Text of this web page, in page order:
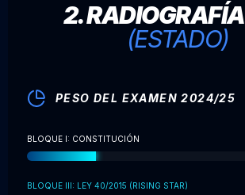
2. RADIOGRAFÍA
(ESTADO)
PESO DEL EXAMEN 2024/25
BLOQUE I: CONSTITUCIÓN
BLOQUE III: LEY 40/2015 (RISING STAR)